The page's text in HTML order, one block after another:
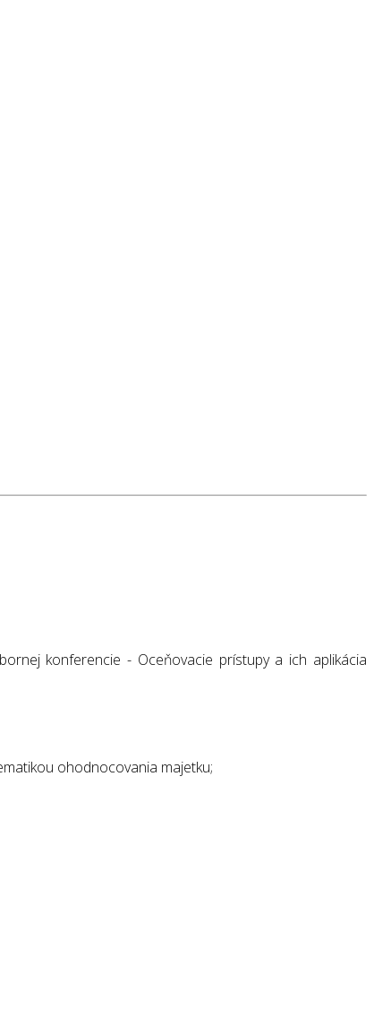
konferencie - Oceňovacie prístupy a ich aplikácia
ohodnocovania majetku;